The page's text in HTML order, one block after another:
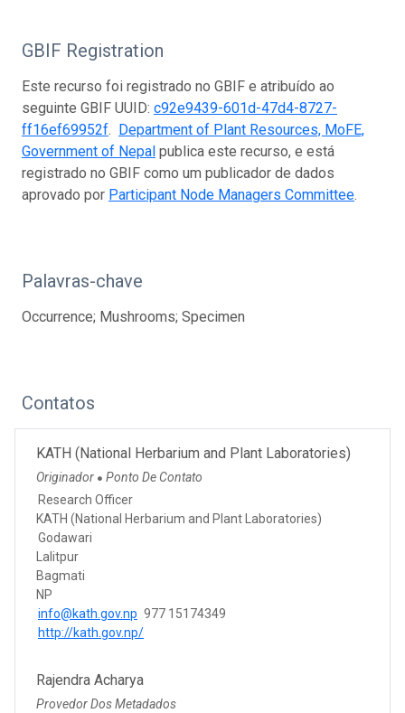
GBIF Registration
Este recurso foi registrado no GBIF e atribuído ao
seguinte GBIF UUID: c92e9439-601d-47d4-8727-
ff16ef69952f. Department of Plant Resources, MoFE,
Government of Nepal publica este recurso, e está
registrado no GBIF como um publicador de dados
aprovado por Participant Node Managers Committee.
Palavras-chave
Occurrence; Mushrooms; Specimen
Contatos
KATH (National Herbarium and Plant Laboratories)
Originador ● Ponto De Contato
Research Officer
KATH (National Herbarium and Plant Laboratories)
Godawari
Lalitpur
Bagmati
NP
info@kath.gov.np 977 15174349
http://kath.gov.np/
Rajendra Acharya
Provedor Dos Metadados